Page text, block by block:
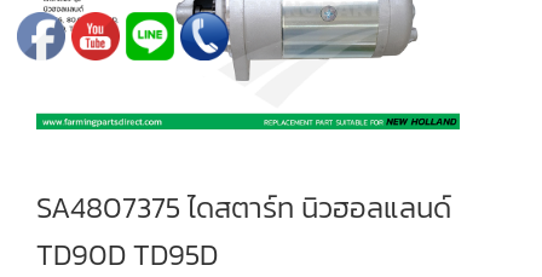
SA4807375 ไดสตาร์ท นิวฮอลแลนด์
TD90D TD95D